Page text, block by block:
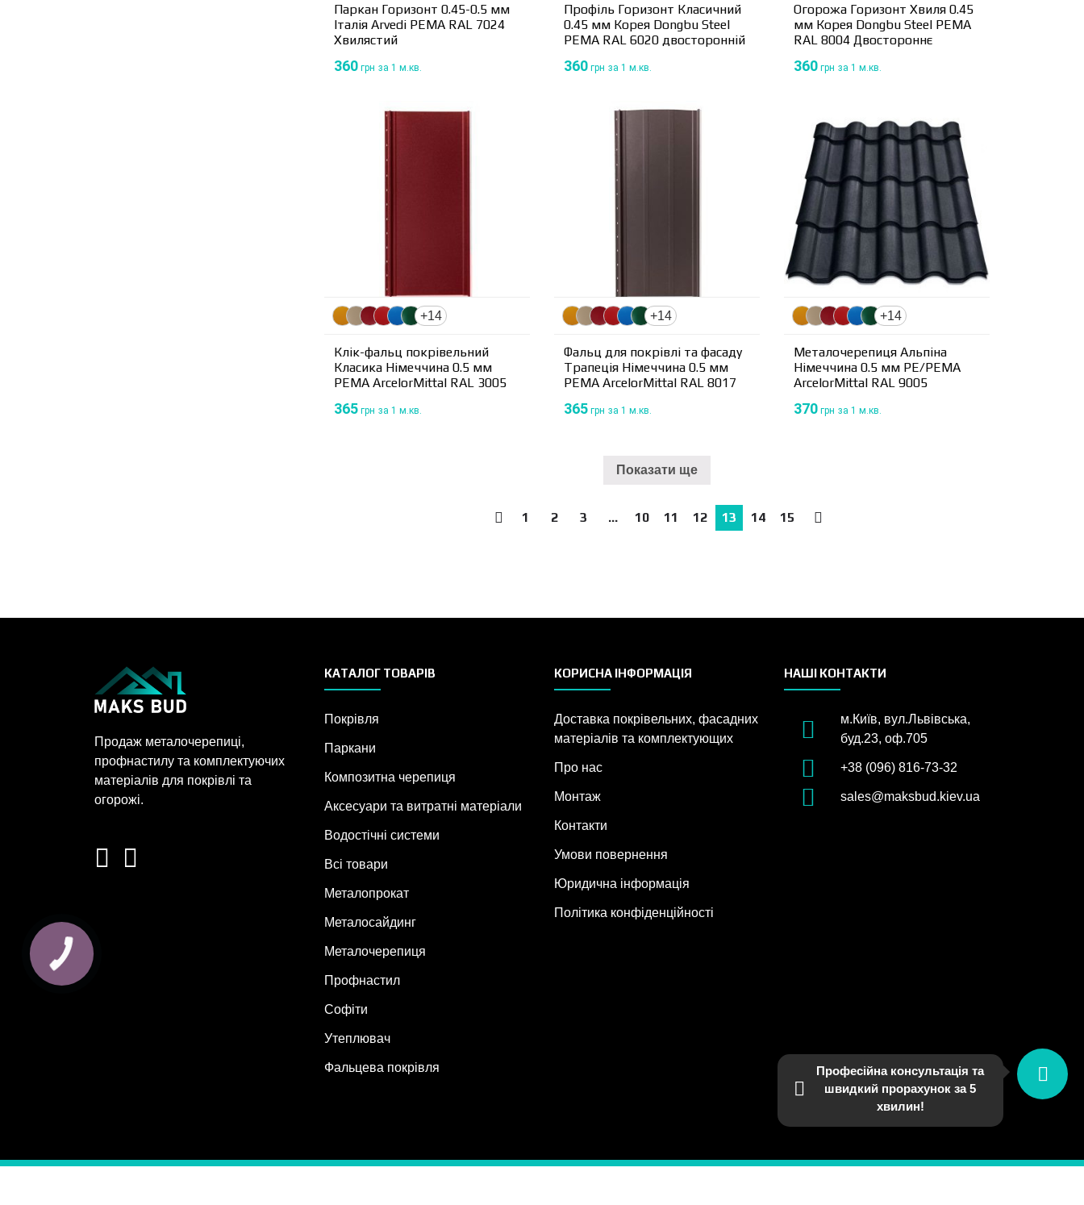
Паркан Горизонт 0.45-0.5 мм
Італія Arvedi PEМА RAL 7024
Хвилястий
360 грн за 1 м.кв.
Профіль Горизонт Класичний
0.45 мм Корея Dongbu Steel
PEМА RAL 6020 двосторонній
360грн за 1 м.кв.
Огорожа Горизонт Хвиля 0.45
мм Корея Dongbu Steel PEМА
RAL 8004 Двостороннє
360грн за 1 м.кв.
+14
Клік-фальц покрівельний
Класика Німеччина 0.5 мм
PEMA ArcelorMittal RAL 3005
365 грн за 1 м.кв.
+14
Фальц для покрівлі та фасаду
Трапеція Німеччина 0.5 мм
PEMA ArcelorMittal RAL 8017
365грн за 1 м.кв.
+14
Металочерепиця Альпіна
Німеччина 0.5 мм PE/PEMA
ArcelorMittal RAL 9005
370грн за 1 м.кв.
Показати ще
← 1 2 3 … 10 11 12 13 14 15 →
Продаж металочерепиці,
профнастилу та комплектуючих
матеріалів для покрівлі та
огорожі.
КАТАЛОГ ТОВАРІВ
Покрівля
Паркани
Композитна черепиця
Аксесуари та витратні матеріали
Водостічні системи
Всі товари
Металопрокат
Металосайдинг
Металочерепиця
Профнастил
Софіти
Утеплювач
Фальцева покрівля
КОРИСНА ІНФОРМАЦІЯ
Доставка покрівельних, фасадних
матеріалів та комплектующих
Про нас
Монтаж
Контакти
Умови повернення
Юридична інформація
Політика конфіденційності
НАШІ КОНТАКТИ
м.Київ, вул.Львівська,
буд.23, оф.705
+38 (096) 816-73-32
sales@maksbud.kiev.ua
Професійна консультація та
швидкий прорахунок за 5
хвилин!